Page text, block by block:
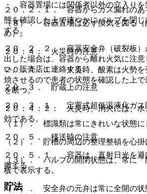
・ 容器置場には関係者以外の立入りを
（８）． 容器置場は必ず換気を図る（
め）。
２０．４． 火災時の注意
２０．４．１． 火災時、酸素は火勢を
焼させるので患者の状態を確認した上
を断つ。
２０．４．２． 火災時、消火には、水
効である。
２０．５． 移送時の注意
２０．５．１． 容器は、直射日光を避
搬する。
貯法
２０．２．１． 容器からガス漏れのあ
態を確認した上で速やかにバルブを閉
する。
２０．２．２． 容器安全弁（破裂板）
出した場合は、容器から離れ火気に注
い、販売店に連絡する。
２０．３． 貯蔵上の注意
２０．３．１． 定置式超低温液化ガス
（１）． 標識類は常にきれいな状態に
（２）． 貯槽の周辺の整理整頓を心掛
（３）． バルブの開閉状態は、常に「
板で表示する。
（４）． 安全弁の元弁は常に全開の状